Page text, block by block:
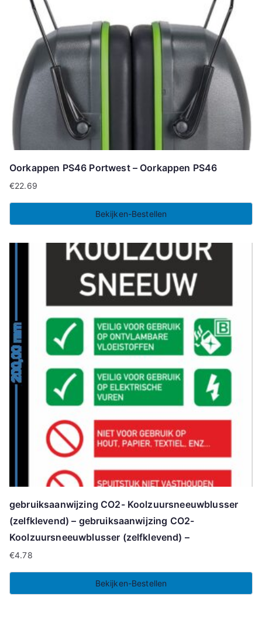
Oorkappen PS46 Portwest – Oorkappen PS46
€22.69
Bekijken-Bestellen
gebruiksaanwijzing CO2- Koolzuursneeuwblusser
(zelfklevend) – gebruiksaanwijzing CO2-
Koolzuursneeuwblusser (zelfklevend) –
€4.78
Bekijken-Bestellen